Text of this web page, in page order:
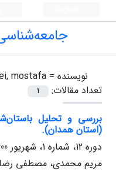
نویسنده = mostafa
تعداد مقالات:
1
بررسی و تحلیل
(استان همدان).
دوره 12، شماره 1، شهریور 1400، صفحه
مریم محمدی، مصطفی